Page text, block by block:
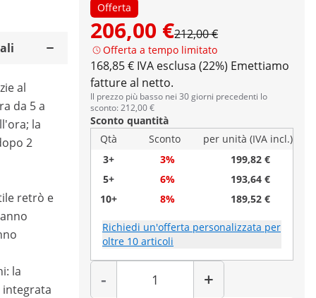
Offerta
206,00 €212,00 €
Offerta a tempo limitato
168,85 € IVA esclusa (22%) Emettiamo
fatture al netto.
Il prezzo più basso nei 30 giorni precedenti lo
sconto: 212,00 €
Sconto quantità
Qtà
Sconto
per unità (IVA incl.)
3+
3%
199,82 €
5+
6%
193,64 €
10+
8% 189,52 €
Richiedi un'offerta personalizzata per
oltre 10 articoli
-
Quantità
+
al
da 5 a
la
2
retrò e
la